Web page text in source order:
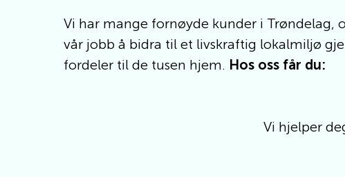
Vi har mange fornøyde kunder i Trøndelag,
vår jobb å bidra til et livskraftig lokalmiljø
fordeler til de tusen hjem. Hos oss får du:
Vi hjelper